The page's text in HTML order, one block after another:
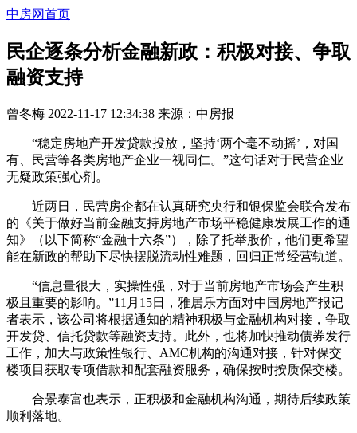
中房网首页
民企逐条分析金融新政：积极对接、争取
融资支持
曾冬梅 2022-11-17 12:34:38 来源： 中房报
“稳定房地产开发贷款投放，坚持‘两个毫不动摇’，对国
有、民营等各类房地产企业一视同仁。”这句话对于民营企业
无疑政策强心剂。
近两日，民营房企都在认真研究央行和银保监会联合发布
的《关于做好当前金融支持房地产市场平稳健康发展工作的通
知》（以下简称“金融十六条”），除了托举股价，他们更希望
能在新政的帮助下尽快摆脱流动性难题，回归正常经营轨道。
“信息量很大，实操性强，对于当前房地产市场会产生积
极且重要的影响。”11月15日，雅居乐方面对中国房地产报记
者表示，该公司将根据通知的精神积极与金融机构对接，争取
开发贷、信托贷款等融资支持。此外，也将加快推动债券发行
工作，加大与政策性银行、AMC机构的沟通对接，针对保交
楼项目获取专项借款和配套融资服务，确保按时按质保交楼。
合景泰富也表示，正积极和金融机构沟通，期待后续政策
顺利落地。